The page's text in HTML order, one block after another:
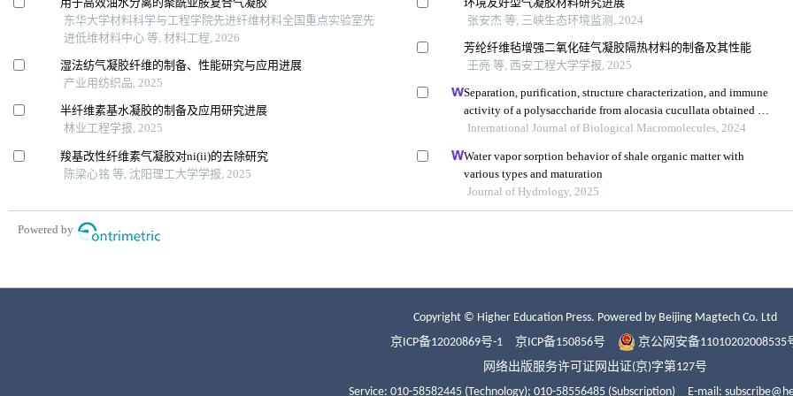
Copyright © Higher Education Press. Powered by Beijing Magtech Co. Ltd
京ICP备12020869号-1
京ICP备150856号
京公网安备11010202008535
网络出版服务许可证网出证(京)字第127号
Service: 010-58582445 (Technology); 010-58556485 (Subscription) E-mail: